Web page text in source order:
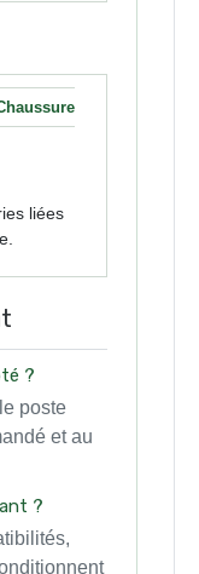
liées
?
poste
et au
?